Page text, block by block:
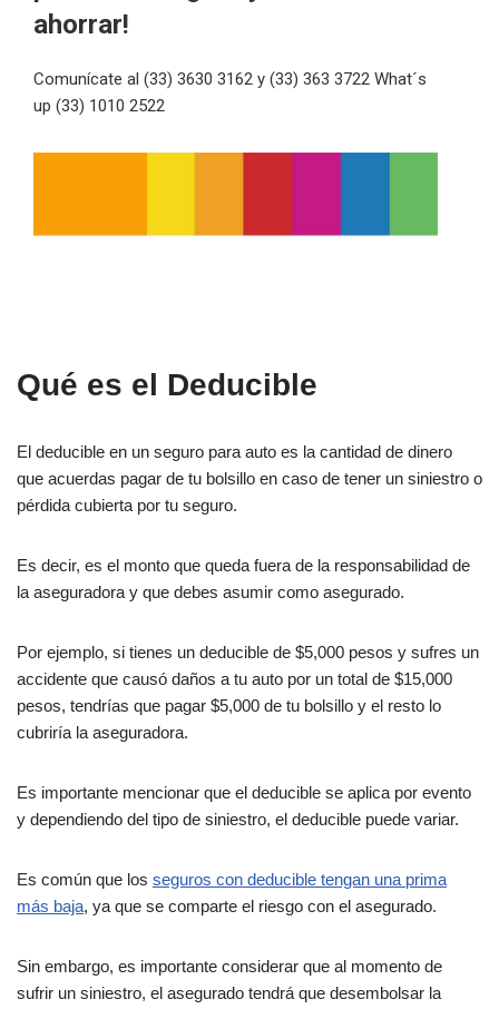
ahorrar!
Comunícate al (33) 3630 3162 y (33) 363 3722 What´s
up (33) 1010 2522
Qué es el Deducible
El deducible en un seguro para auto es la cantidad de dinero
que acuerdas pagar de tu bolsillo en caso de tener un siniestro o
pérdida cubierta por tu seguro.
Es decir, es el monto que queda fuera de la responsabilidad de
la aseguradora y que debes asumir como asegurado.
Por ejemplo, si tienes un deducible de $5,000 pesos y sufres un
accidente que causó daños a tu auto por un total de $15,000
pesos, tendrías que pagar $5,000 de tu bolsillo y el resto lo
cubriría la aseguradora.
Es importante mencionar que el deducible se aplica por evento
y dependiendo del tipo de siniestro, el deducible puede variar.
Es común que los seguros con deducible tengan una prima
más baja, ya que se comparte el riesgo con el asegurado.
Sin embargo, es importante considerar que al momento de
sufrir un siniestro, el asegurado tendrá que desembolsar la